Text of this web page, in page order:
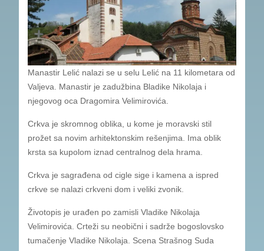
Manastir Lelić nalazi se u selu Lelić na 11 kilometara od
Valjeva. Manastir je zadužbina Bladike Nikolaja i
njegovog oca Dragomira Velimirovića.
Crkva je skromnog oblika, u kome je moravski stil
prožet sa novim arhitektonskim rešenjima. Ima oblik
krsta sa kupolom iznad centralnog dela hrama.
Crkva je sagrađena od cigle sige i kamena a ispred
crkve se nalazi crkveni dom i veliki zvonik.
Životopis je urađen po zamisli Vladike Nikolaja
Velimirovića. Crteži su neobični i sadrže bogoslovsko
tumačenje Vladike Nikolaja. Scena Strašnog Suda